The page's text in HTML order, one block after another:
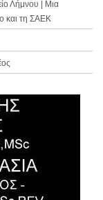
Λήμνου | Μια
και τη ΣΑΕΚ